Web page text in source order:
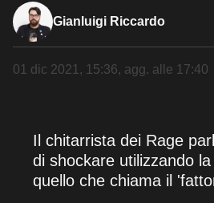
Gianluigi Riccardo
01 dic 2021, 15:36, agg. alle 17:40
Il chitarrista dei Rage
di shockare utilizzando
quello che chiama il